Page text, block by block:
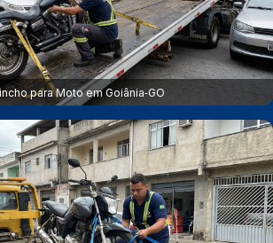
para Moto em Goiânia‑GO